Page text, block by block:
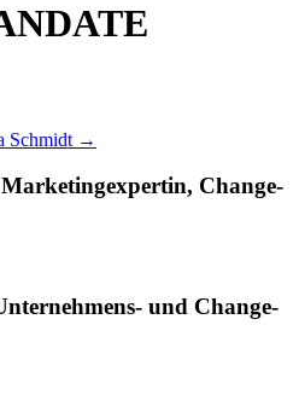
Schmidt →
Change-
und Change-